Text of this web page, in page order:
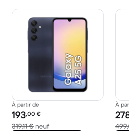
À partir de
Prix reconditionné :
193,00 €
319,11 € neufcontre 319,11 € neuf
À
Prix